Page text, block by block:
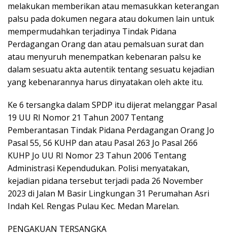
melakukan memberikan atau memasukkan keterangan
palsu pada dokumen negara atau dokumen lain untuk
mempermudahkan terjadinya Tindak Pidana
Perdagangan Orang dan atau pemalsuan surat dan
atau menyuruh menempatkan kebenaran palsu ke
dalam sesuatu akta autentik tentang sesuatu kejadian
yang kebenarannya harus dinyatakan oleh akte itu.
Ke 6 tersangka dalam SPDP itu dijerat melanggar Pasal
19 UU RI Nomor 21 Tahun 2007 Tentang
Pemberantasan Tindak Pidana Perdagangan Orang Jo
Pasal 55, 56 KUHP dan atau Pasal 263 Jo Pasal 266
KUHP Jo UU RI Nomor 23 Tahun 2006 Tentang
Administrasi Kependudukan. Polisi menyatakan,
kejadian pidana tersebut terjadi pada 26 November
2023 di Jalan M Basir Lingkungan 31 Perumahan Asri
Indah Kel. Rengas Pulau Kec. Medan Marelan.
PENGAKUAN TERSANGKA